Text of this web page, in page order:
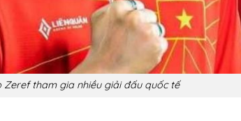
Zeref tham gia nhiều giải đấu quốc tế